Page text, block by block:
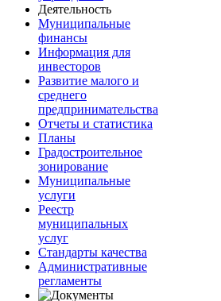
Деятельность
Муниципальные
финансы
Информация для
инвесторов
Развитие малого и
среднего
предпринимательства
Отчеты и статистика
Планы
Градостроительное
зонирование
Муниципальные
услуги
Реестр
муниципальных
услуг
Стандарты качества
Административные
регламенты